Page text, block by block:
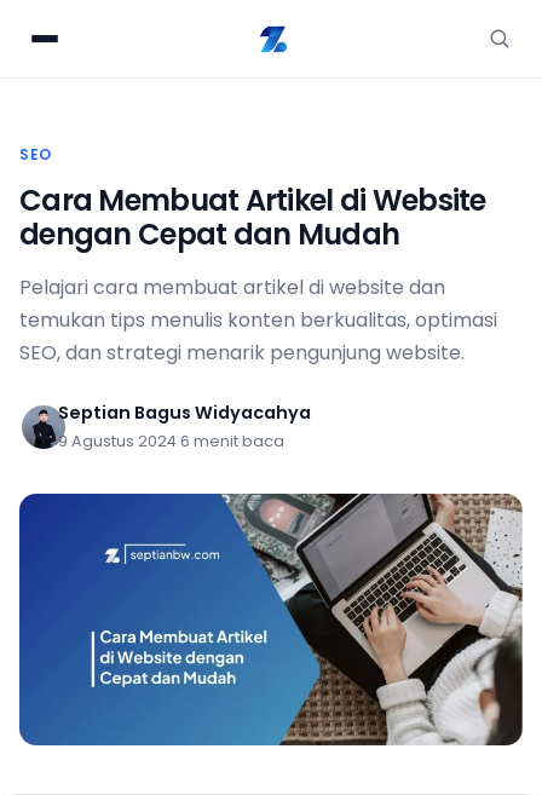
SEO
Cara Membuat Artikel di Website
dengan Cepat dan Mudah
Pelajari cara membuat artikel di website dan
temukan tips menulis konten berkualitas, optimasi
SEO, dan strategi menarik pengunjung website.
Septian Bagus Widyacahya
9 Agustus 20246 menit baca